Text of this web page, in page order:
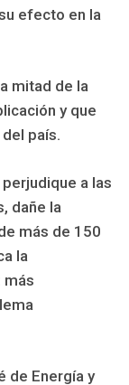
efecto en la
mitad de la
y que
país.
a las
dañe la
más de 150
la
más
de Energía y